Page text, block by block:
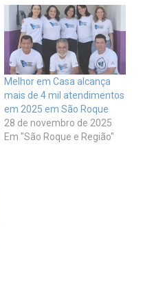
Melhor em Casa alcança
mais de 4 mil atendimentos
em 2025 em São Roque
28 de novembro de 2025
Em "São Roque e Região"